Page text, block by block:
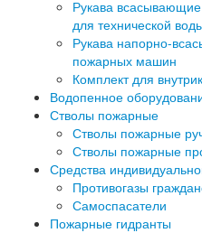
Рукава
для технической
Рукава напорно-
пожарных машин
Комплект для
Водопенное
Стволы пожарные
Стволы пожарные
Стволы пожарные
Средства
Противогазы
Самоспасатели
Пожарные гидранты